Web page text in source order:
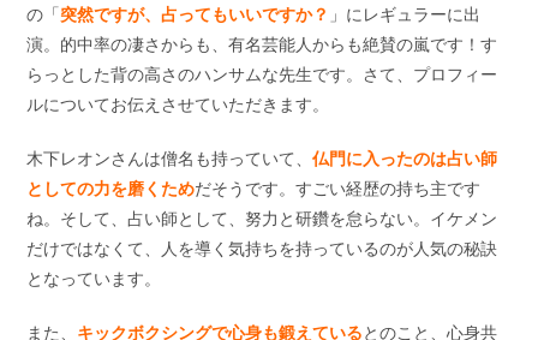
の「突然ですが、占ってもいいですか？ 」にレギュラーに出
演。的中率の凄さからも、有名芸能人からも絶賛の嵐です！す
らっとした背の高さのハンサムな先生です。さて、プロフィー
ルについてお伝えさせていただきます。
木下レオンさんは僧名も持っていて、仏門に入ったのは占い師
としての力を磨くためだそうです。すごい経歴の持ち主です
ね。そして、占い師として、努力と研鑽を怠らない。イケメン
だけではなくて、人を導く気持ちを持っているのが人気の秘訣
となっています。
また、 キックボクシングで心身も鍛えているとのこと、心身共